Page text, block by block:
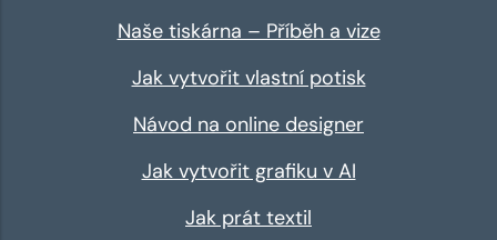
Naše tiskárna – Příběh a vize
Jak vytvořit vlastní potisk
Návod na online designer
Jak vytvořit grafiku v AI
Jak prát textil